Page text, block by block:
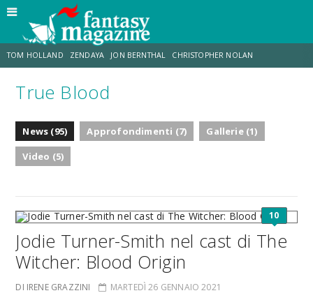
TOM HOLLAND ZENDAYA JON BERNTHAL CHRISTOPHER NOLAN
STRANIMONDI LUCCA COMICS & GAMES
DESTIN DANIEL CRETTON
True Blood
News (95) Approfondimenti (7)
Gallerie (1)
Video (5)
10
Jodie Turner-Smith nel cast di The
Witcher: Blood Origin
DI IRENE GRAZZINI MARTEDÌ 26 GENNAIO 2021